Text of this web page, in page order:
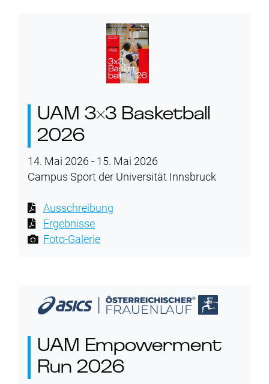
UAM 3×3 Basketball
2026
14. Mai 2026 - 15. Mai 2026
Campus Sport der Universität Innsbruck
Ausschreibung
Ergebnisse
Foto-Galerie
UAM Empowerment
Run 2026